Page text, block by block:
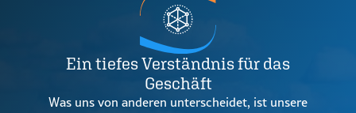
Ein tiefes Verständnis für das
Geschäft
Was uns von anderen unterscheidet, ist unsere